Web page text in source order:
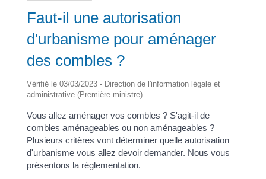
Faut-il une autorisation
d'urbanisme pour aménager
des combles ?
Vérifié le 03/03/2023 - Direction de l'information légale et
administrative (Première ministre)
Vous allez aménager vos combles ? S'agit-il de
combles aménageables ou non aménageables ?
Plusieurs critères vont déterminer quelle autorisation
d'urbanisme vous allez devoir demander. Nous vous
présentons la réglementation.